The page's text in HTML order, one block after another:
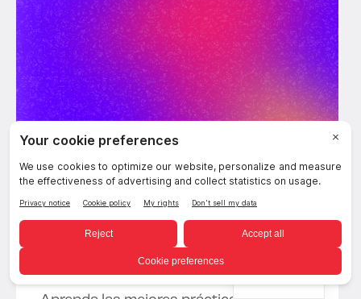
Mejores prácticas
para la gestión de
datos de IA
Spanish